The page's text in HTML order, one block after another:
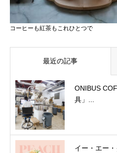
コーヒーも紅茶もこれひとつで
最近の記事
ONIBUS
具」...
イー・エー